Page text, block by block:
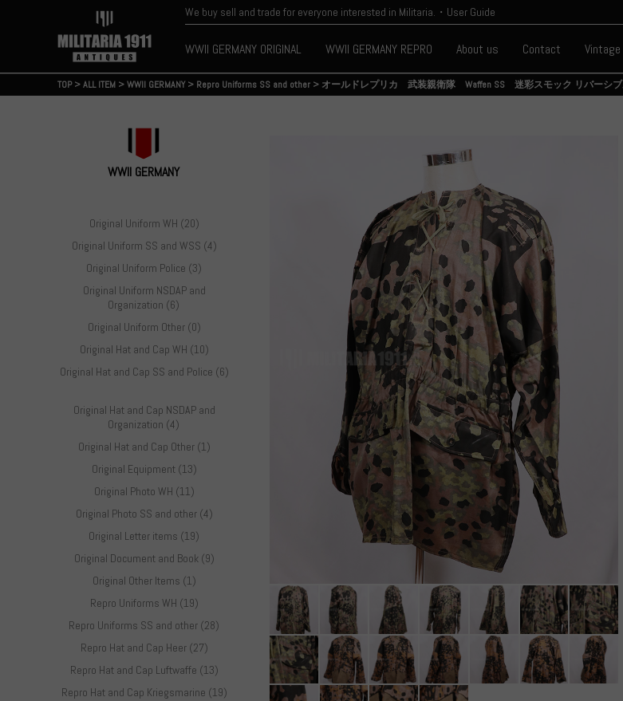
We buy sell and trade for everyone interested in Militaria.・User Guide
WWII GERMANY ORIGINAL WWII GERMANY REPRO About us Contact
TOP>ALL ITEM >WWII GERMANY > Repro Uniforms SS and other > オールドレプリカ 武装親衛隊 Waffen SS 迷彩スモック リバーシ
WWII GERMANY
Original Uniform WH (20)
Original Uniform SS and WSS (4)
Original Uniform Police (3)
Original Uniform NSDAP and
Organization (6)
Original Uniform Other (0)
Original Hat and Cap WH (10)
Original Hat and Cap SS and Police (6)
Original Hat and Cap NSDAP and
Organization (4)
Original Hat and Cap Other (1)
Original Equipment (13)
Original Photo WH (11)
Original Photo SS and other (4)
Original Letter items (19)
Original Document and Book (9)
Original Other Items (1)
Repro Uniforms WH (19)
Repro Uniforms SS and other (28)
Repro Hat and Cap Heer (27)
Repro Hat and Cap Luftwaffe (13)
Repro Hat and Cap Kriegsmarine (19)